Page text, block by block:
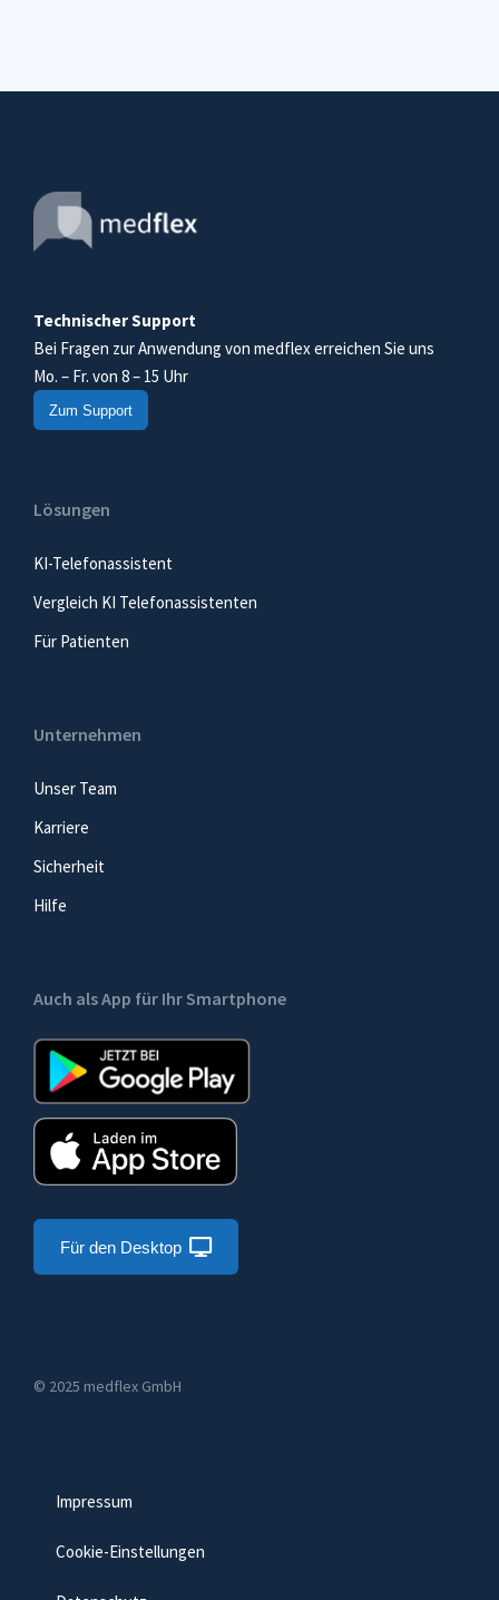
Technischer Support
Bei Fragen zur Anwendung von medflex erreichen Sie uns
Mo. – Fr. von 8 – 15 Uhr
Zum Support
Lösungen
KI-Telefonassistent
Vergleich KI Telefonassistenten
Für Patienten
Unternehmen
Unser Team
Karriere
Sicherheit
Hilfe
Auch als App für Ihr Smartphone
Für den Desktop
© 2025 medflex GmbH
Impressum
Cookie-Einstellungen